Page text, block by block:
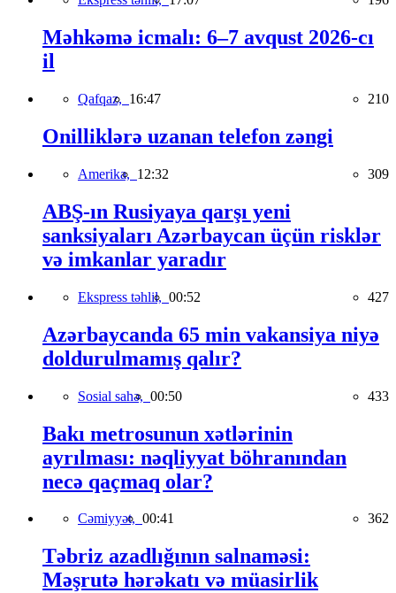
Məhkəmə icmalı: 6–7 avqust 2026-cı
il
Qafqaz, 16:47 210
Onilliklərə uzanan telefon zəngi
Amerika, 12:32 309
ABŞ-ın Rusiyaya qarşı yeni
sanksiyaları Azərbaycan üçün risklər
və imkanlar yaradır
Ekspress təhlil, 00:52 427
Azərbaycanda 65 min vakansiya niyə
doldurulmamış qalır?
Sosial sahə, 00:50 433
Bakı metrosunun xətlərinin
ayrılması: nəqliyyat böhranından
necə qaçmaq olar?
Cəmiyyət, 00:41 362
Təbriz azadlığının salnaməsi:
Məşrutə hərəkatı və müasirlik